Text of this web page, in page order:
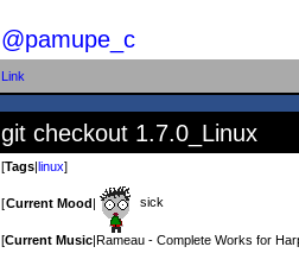
@pamupe_c
Link
git checkout 1.7.0_Linux
[Tags|linux]
[Current Mood| sick
[Current Music|Rameau - Complete Works for